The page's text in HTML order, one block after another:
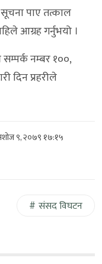
पाए तत्काल
आग्रह गर्नुभयो ।
नम्बर १००,
दिन प्रहरीले
९, २०७९ १७:१५
संसद विघटन